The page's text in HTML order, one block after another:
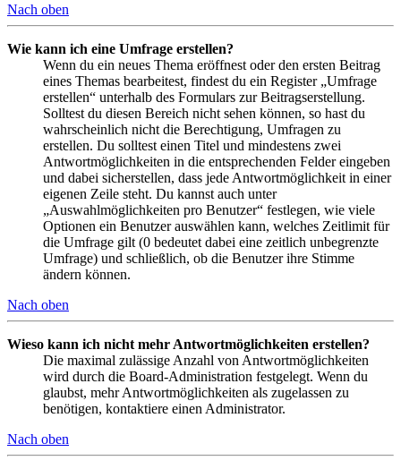
Nach oben
Wie kann ich eine Umfrage erstellen?
Wenn du ein neues Thema eröffnest oder den ersten Beitrag
eines Themas bearbeitest, findest du ein Register „Umfrage
erstellen“ unterhalb des Formulars zur Beitragserstellung.
Solltest du diesen Bereich nicht sehen können, so hast du
wahrscheinlich nicht die Berechtigung, Umfragen zu
erstellen. Du solltest einen Titel und mindestens zwei
Antwortmöglichkeiten in die entsprechenden Felder eingeben
und dabei sicherstellen, dass jede Antwortmöglichkeit in einer
eigenen Zeile steht. Du kannst auch unter
„Auswahlmöglichkeiten pro Benutzer“ festlegen, wie viele
Optionen ein Benutzer auswählen kann, welches Zeitlimit für
die Umfrage gilt (0 bedeutet dabei eine zeitlich unbegrenzte
Umfrage) und schließlich, ob die Benutzer ihre Stimme
ändern können.
Nach oben
Wieso kann ich nicht mehr Antwortmöglichkeiten erstellen?
Die maximal zulässige Anzahl von Antwortmöglichkeiten
wird durch die Board-Administration festgelegt. Wenn du
glaubst, mehr Antwortmöglichkeiten als zugelassen zu
benötigen, kontaktiere einen Administrator.
Nach oben